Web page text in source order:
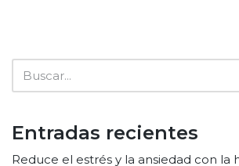
Entradas recientes
Reduce el estrés y la ansiedad con la